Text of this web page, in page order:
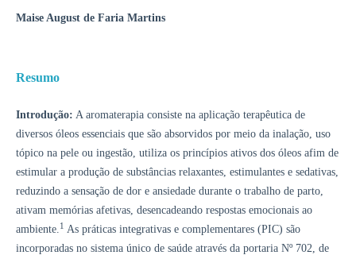
Maise August de Faria Martins
Resumo
Introdução: A aromaterapia consiste na aplicação terapêutica de
diversos óleos essenciais que são absorvidos por meio da inalação, uso
tópico na pele ou ingestão, utiliza os princípios ativos dos óleos afim de
estimular a produção de substâncias relaxantes, estimulantes e sedativas,
reduzindo a sensação de dor e ansiedade durante o trabalho de parto,
ativam memórias afetivas, desencadeando respostas emocionais ao
ambiente. 1
As práticas integrativas e complementares (PIC) são
incorporadas no sistema único de saúde através da portaria Nº 702, de